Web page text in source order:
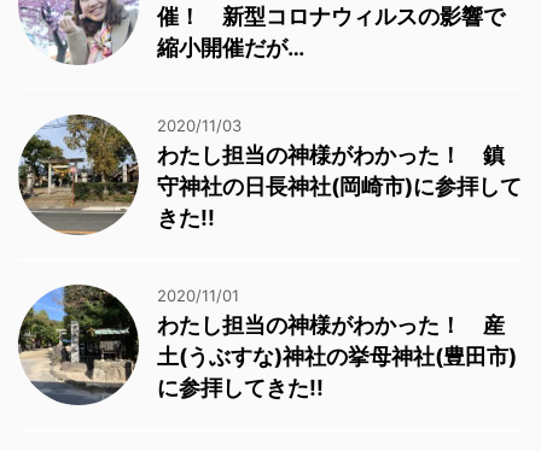
催！ 新型コロナウィルスの影響で
縮小開催だが…
2020/11/03
わたし担当の神様がわかった！ 鎮
守神社の日長神社(岡崎市)に参拝して
きた!!
2020/11/01
わたし担当の神様がわかった！ 産
土(うぶすな)神社の挙母神社(豊田市)
に参拝してきた!!